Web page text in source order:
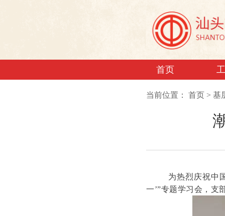
首页
当前位置： 首页 > 基
为热烈庆祝中
一’”专题学习会，支